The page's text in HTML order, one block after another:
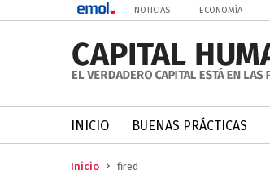
NOTICIAS ECONOMÍA
INICIO BUENAS PRÁCTICAS
Inicio fired